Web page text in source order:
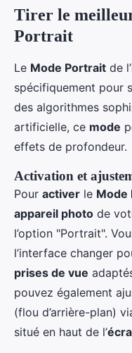
Tirer le
Portrait
Le Mode Portrait de
spécifiquement pour
des algorithmes
artificielle, ce mode
effets de profondeur.
Activation et
Pour activer le Mode
appareil photo de
l’option "Portrait".
l’interface changer
prises de vue
pouvez également
(flou d’arrière-plan)
situé en haut de l’